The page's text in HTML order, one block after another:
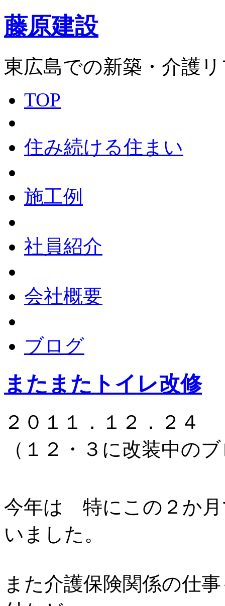
藤原建設
東広島での新築・介護
TOP
住み続ける住まい
施工例
社員紹介
会社概要
ブログ
またまたトイレ改修
２０１１．１２．
（１２・３に改装中の
今年は 特にこの２か
いました。
また介護保険関係の仕